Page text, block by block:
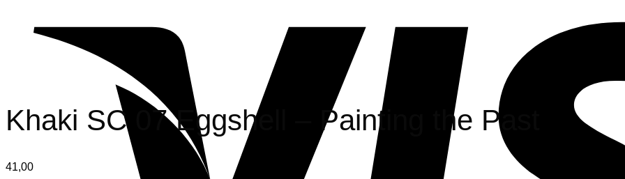
Khaki SC 07 Eggshell – Painting the Past
41,00